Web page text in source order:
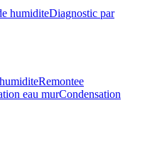
humiditeDiagnostic par
Remontee
eau murCondensation